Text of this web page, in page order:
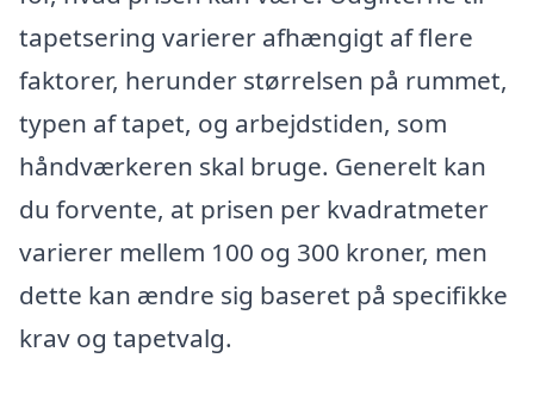
tapetsering varierer afhængigt af flere
faktorer, herunder størrelsen på rummet,
typen af tapet, og arbejdstiden, som
håndværkeren skal bruge. Generelt kan
du forvente, at prisen per kvadratmeter
varierer mellem 100 og 300 kroner, men
dette kan ændre sig baseret på specifikke
krav og tapetvalg.